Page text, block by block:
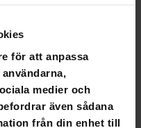
för att anpassa
medier och
även sådana
från din enhet till
40
3
0
0